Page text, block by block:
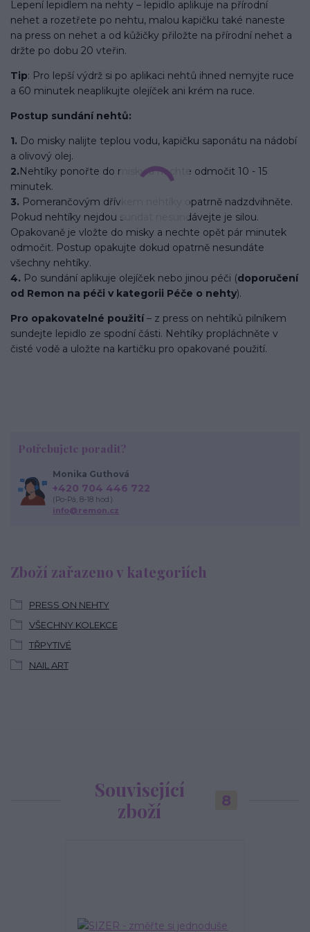
Lepení lepidlem na nehty – lepidlo aplikuje na přírodní
nehet a rozetřete po nehtu, malou kapičku také naneste
na press on nehet a od kůžičky přiložte na přírodní nehet a
držte po dobu 20 vteřin.
Tip: Pro lepší výdrž si po aplikaci nehtů ihned nemyjte ruce
a 60 minutek neaplikujte olejíček ani krém na ruce.
Postup sundání nehtů:
1. Do misky nalijte teplou vodu, kapičku saponátu na nádobí
a olivový olej.
2.Nehtíky ponořte do misky a nechte odmočit 10 - 15
minutek.
3. Pomerančovým dřívkem nehtíky opatrně nadzdvihněte.
Pokud nehtíky nejdou sundat nesundávejte je silou.
Opakovaně je vložte do misky a nechte opět pár minutek
odmočit. Postup opakujte dokud opatrně nesundáte
všechny nehtíky.
4. Po sundání aplikuje olejíček nebo jinou péči (doporučení
od Remon na péči v kategorii Péče o nehty).
Pro opakovatelné použití– z press on nehtíků pilníkem
sundejte lepidlo ze spodní části. Nehtíky propláchněte v
čisté vodě a uložte na kartičku pro opakované použití.
Zboží zařazeno v kategoriích
PRESS ON NEHTY
VŠECHNY KOLEKCE
TŘPYTIVÉ
NAIL ART
Potřebujete poradit?
Monika Guthová
+420 704 446 722
(Po-Pá, 8-18 hod.)
info@remon.cz
Související
zboží
8